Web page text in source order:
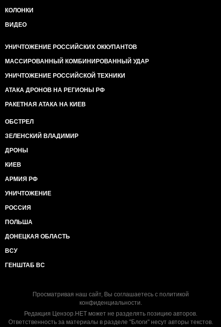
КОЛОНКИ
ВИДЕО
УНИЧТОЖЕНИЕ РОССИЙСКИХ ОККУПАНТОВ
МАССИРОВАННЫЙ КОМБИНИРОВАННЫЙ УДАР
УНИЧТОЖЕНИЕ РОССИЙСКОЙ ТЕХНИКИ
АТАКА ДРОНОВ НА РЕГИОНЫ РФ
РАКЕТНАЯ АТАКА НА КИЕВ
ОБСТРЕЛ
ЗЕЛЕНСКИЙ ВЛАДИМИР
ДРОНЫ
КИЕВ
АРМИЯ РФ
УНИЧТОЖЕНИЕ
РОССИЯ
ПОЛЬША
ДОНЕЦКАЯ ОБЛАСТЬ
ВСУ
ГЕНШТАБ ВС
Просматривая наш сайт, Вы соглашаетесь с политикой
конфиденциальности.
Редакция Цензор.НЕТ может не разделять позицию авторов.
Ответственность за материалы в разделе "Блоги" несут авторы текстов.